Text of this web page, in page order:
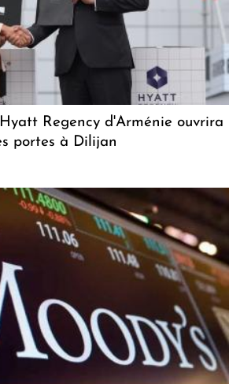
Regency d'Arménie ouvrira
portes à Dilijan